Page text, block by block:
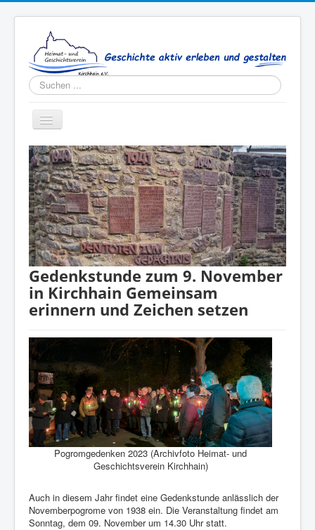
Suchen
...
Toggle
Navigation
Aktuelles
Verein
Publikationen
Kontakt
Gedenkstunde zum 9. November
in Kirchhain Gemeinsam
erinnern und Zeichen setzen
Pogromgedenken 2023 (Archivfoto Heimat- und
Geschichtsverein Kirchhain)
Auch in diesem Jahr findet eine Gedenkstunde anlässlich der
Novemberpogrome von 1938 ein. Die Veranstaltung findet am
Sonntag, dem 09. November um 14.30 Uhr statt.